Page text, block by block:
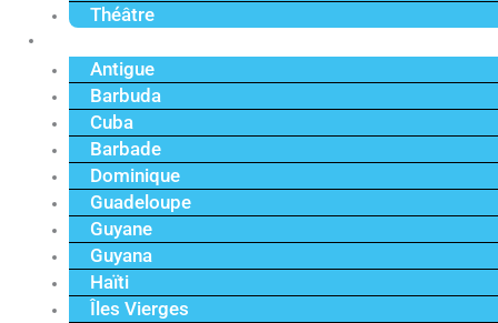
Théâtre
Antigue
Barbuda
Cuba
Barbade
Dominique
Guadeloupe
Guyane
Guyana
Haïti
Îles Vierges